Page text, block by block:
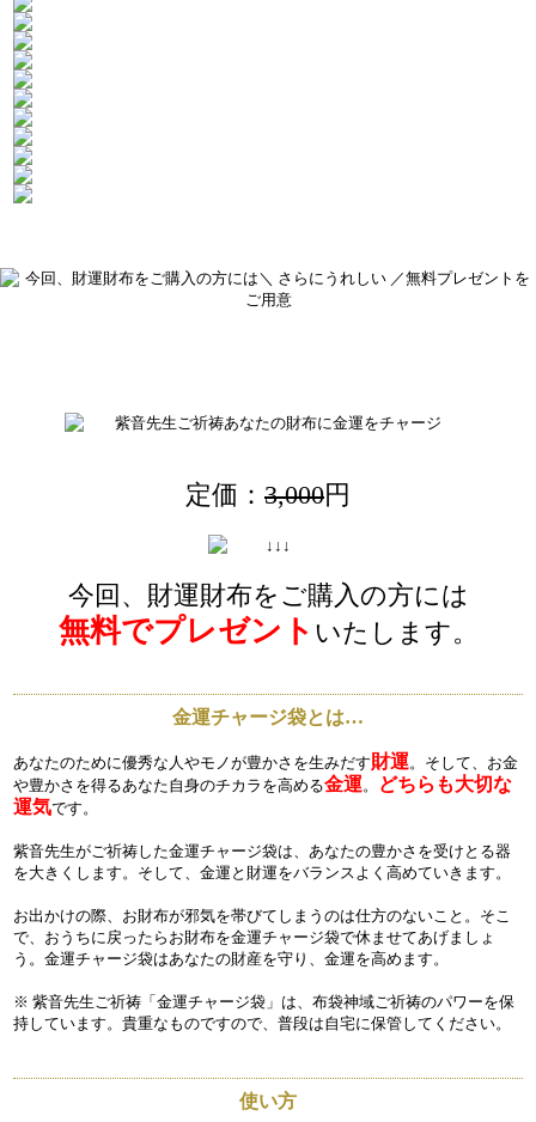
定価： 3,000円
今回、財運財布をご購入の方には
無料でプレゼント いたします。
金運チャージ袋とは…
あなたのために優秀な人やモノが豊かさを生みだす財運 。そして、お金
や豊かさを得るあなた自身のチカラを高める金運 。
どちらも大切な
運気です。
紫音先生がご祈祷した金運チャージ袋は、あなたの豊かさを受けとる器
を大きくします。そして、金運と財運をバランスよく高めていきます。
お出かけの際、お財布が邪気を帯びてしまうのは仕方のないこと。そこ
で、おうちに戻ったらお財布を金運チャージ袋で休ませてあげましょ
う。金運チャージ袋はあなたの財産を守り、金運を高めます。
※ 紫音先生ご祈祷「金運チャージ袋」は、布袋神域ご祈祷のパワーを保
持しています。貴重なものですので、普段は自宅に保管してください。
使い方